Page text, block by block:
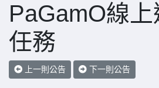
PaGamO線
任務
上一則公告 下一則公告